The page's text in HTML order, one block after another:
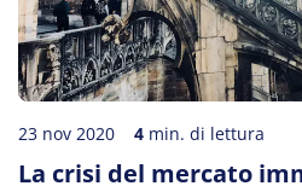
23 nov 2020 4 min. di lettura
La crisi del mercato